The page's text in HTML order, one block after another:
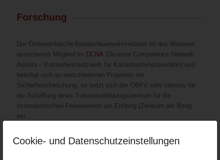
Cookie- und Datenschutzeinstellungen
Forschung
Der Österreichische Bundesfeuerwehrverband ist des Weiteren
assoziiertes Mitglied im DCNA (Disaster Competence Network
Austria – Kompetenznetzwerk für Katastrophenprävention) und
beteiligt sich an verschiedenen Projekten der
Sicherheitsforschung, so setzt sich der ÖBFV sehr intensiv für
die Schaffung eines Tunnelausbildungszentrum für die
österreichischen Feuerwehren am Erzberg (Zentrum am Berg)
ein.